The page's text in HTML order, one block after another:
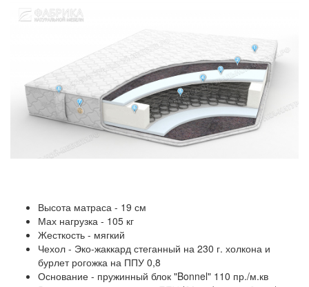
Высота матраса - 19 см
Мах нагрузка - 105 кг
Жесткость - мягкий
Чехол - Эко-жаккард стеганный на 230 г. холкона и
бурлет рогожка на ППУ 0,8
Основание - пружинный блок "Bonnel" 110 пр./м.кв